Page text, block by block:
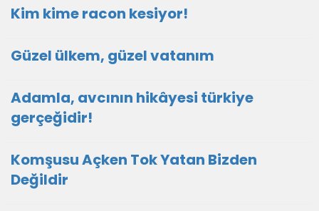
Kim kime racon kesiyor!
Güzel ülkem, güzel vatanım
Adamla, avcının hikâyesi türkiye
gerçeğidir!
Komşusu Açken Tok Yatan Bizden
Değildir